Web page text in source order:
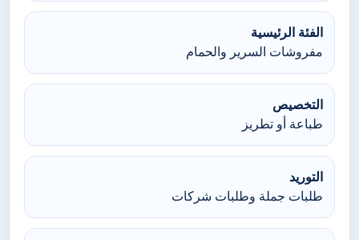
الفئة الرئيسية
مفروشات السرير والحمام
التخصيص
طباعة أو تطريز
التوريد
طلبات جملة وطلبات شركات